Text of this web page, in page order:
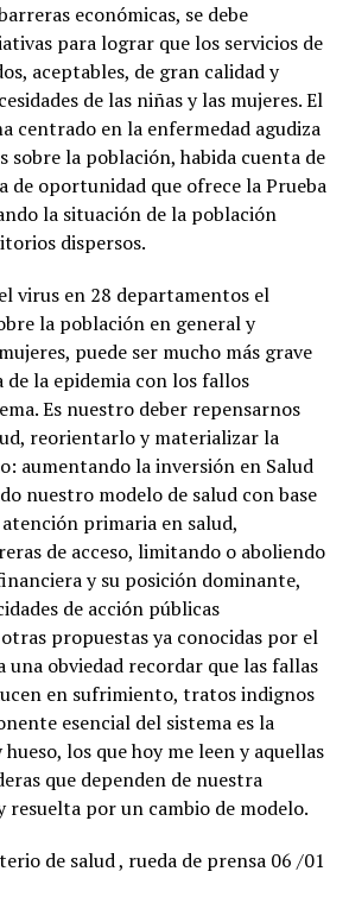
económicas, se debe
para lograr que los servicios de
aceptables, de gran calidad y
de las niñas y las mujeres. El
centrado en la enfermedad agudiza
sobre la población, habida cuenta de
de oportunidad que ofrece la Prueba
la situación de la población
dispersos.
virus en 28 departamentos el
la población en general y
puede ser mucho más grave
de la epidemia con los fallos
Es nuestro deber repensarnos
reorientarlo y materializar la
aumentando la inversión en Salud
nuestro modelo de salud con base
primaria en salud,
de acceso, limitando o aboliendo
y su posición dominante,
de acción públicas
propuestas ya conocidas por el
una obviedad recordar que las fallas
en sufrimiento, tratos indignos
esencial del sistema es la
los que hoy me leen y aquellas
que dependen de nuestra
resuelta por un cambio de modelo.
de salud , rueda de prensa 06 /01